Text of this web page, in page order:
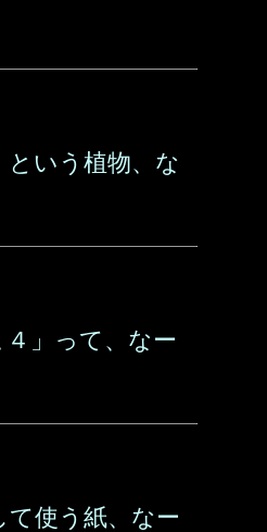
という植物、な
４」って、なー
て使う紙、なー